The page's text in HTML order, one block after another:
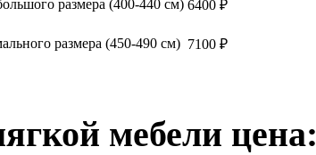
размера (400-440 см) 6400 ₽
размера (450-490 см) 7100 ₽
мебели цена: